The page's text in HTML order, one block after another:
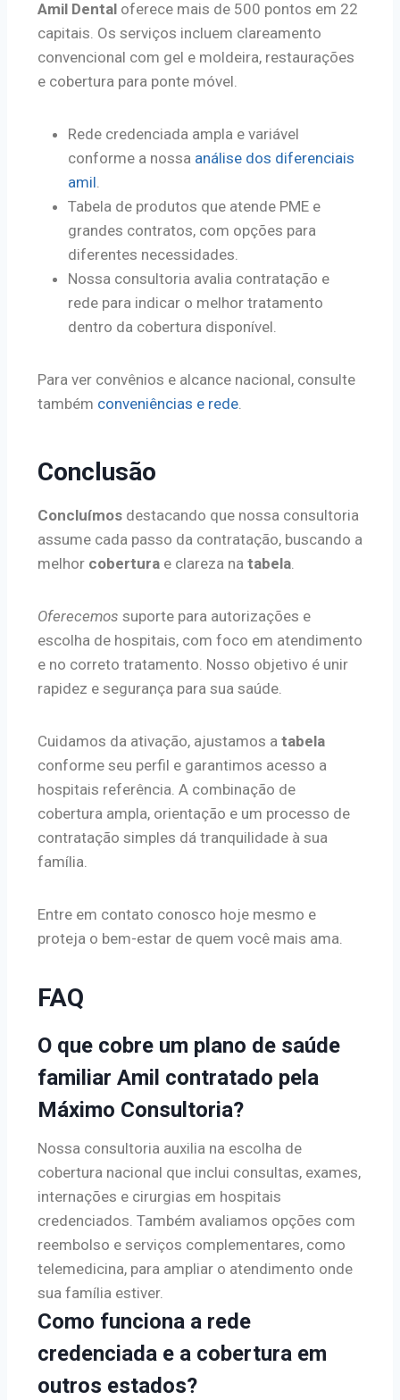
Amil Dental oferece mais de 500 pontos em 22
capitais. Os serviços incluem clareamento
convencional com gel e moldeira, restaurações
e cobertura para ponte móvel.
Rede credenciada ampla e variável
conforme a nossa análise dos diferenciais
amil.
Tabela de produtos que atende PME e
grandes contratos, com opções para
diferentes necessidades.
Nossa consultoria avalia contratação e
rede para indicar o melhor tratamento
dentro da cobertura disponível.
Para ver convênios e alcance nacional, consulte
também conveniências e rede.
Conclusão
Concluímos destacando que nossa consultoria
assume cada passo da contratação, buscando a
melhor cobertura e clareza na tabela.
Oferecemos suporte para autorizações e
escolha de hospitais, com foco em atendimento
e no correto tratamento. Nosso objetivo é unir
rapidez e segurança para sua saúde.
Cuidamos da ativação, ajustamos a tabela
conforme seu perfil e garantimos acesso a
hospitais referência. A combinação de
cobertura ampla, orientação e um processo de
contratação simples dá tranquilidade à sua
família.
Entre em contato conosco hoje mesmo e
proteja o bem-estar de quem você mais ama.
FAQ
O que cobre um plano de saúde
familiar Amil contratado pela
Máximo Consultoria?
Nossa consultoria auxilia na escolha de
cobertura nacional que inclui consultas, exames,
internações e cirurgias em hospitais
credenciados. Também avaliamos opções com
reembolso e serviços complementares, como
telemedicina, para ampliar o atendimento onde
sua família estiver.
Como funciona a rede
credenciada e a cobertura em
outros estados?